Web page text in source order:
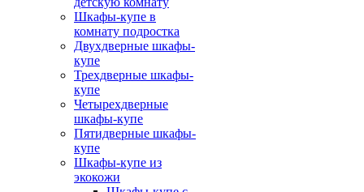
Шкафы-купе в
комнату подростка
Двухдверные шкафы-
купе
Трехдверные шкафы-
купе
Четырехдверные
шкафы-купе
Пятидверные шкафы-
купе
Шкафы-купе из
экокожи